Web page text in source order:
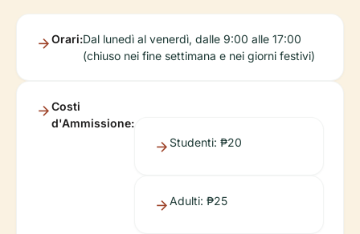
Orari:Dal lunedì al venerdì, dalle 9:00 alle 17:00
(chiuso nei fine settimana e nei giorni festivi)
Costi
d'Ammissione:
Studenti: ₱20
Adulti: ₱25